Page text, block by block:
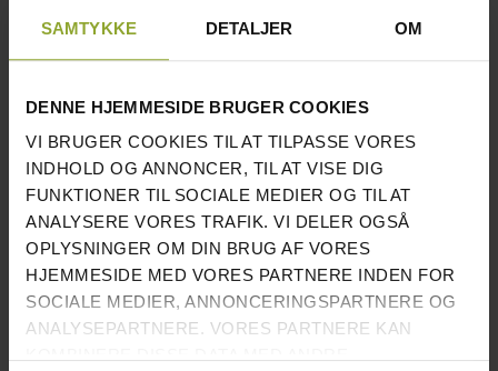
SAMTYKKE DETALJER OM
DENNE HJEMMESIDE BRUGER COOKIES
VI BRUGER COOKIES TIL AT TILPASSE VORES
INDHOLD OG ANNONCER, TIL AT VISE DIG
FUNKTIONER TIL SOCIALE MEDIER OG TIL AT
ANALYSERE VORES TRAFIK. VI DELER OGSÅ
OPLYSNINGER OM DIN BRUG AF VORES
HJEMMESIDE MED VORES PARTNERE INDEN FOR
SOCIALE MEDIER, ANNONCERINGSPARTNERE OG
ANALYSEPARTNERE. VORES PARTNERE KAN
35 KG
CAPTAINS OF CRUSH - TRÆNER
- 45 KG
√
CAPTAINS OF CRUSH - 0,5 - 55
KG
√